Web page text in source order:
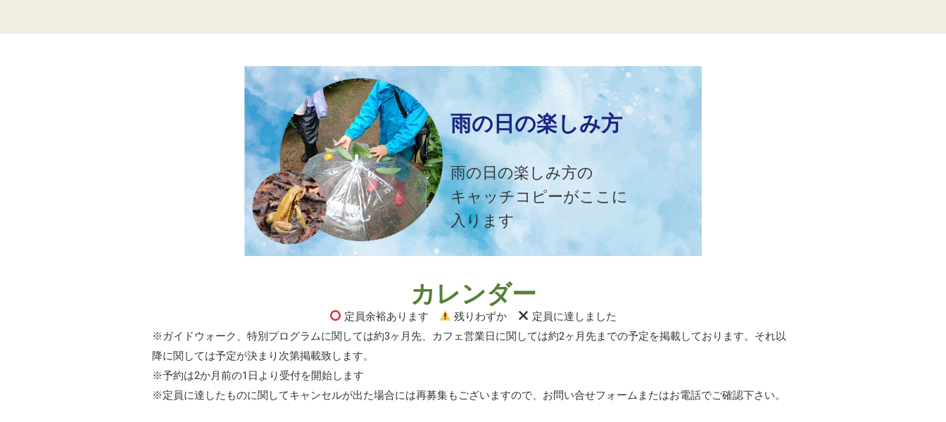
雨の日の楽しみ方
雨の日の楽しみ方の
キャッチコピーがここに
入ります
カレンダー
定員余裕あります 残りわずか
定員に達しました
※ガイドウォーク、特別プログラムに関しては約3ヶ月先、カフェ営業日に関しては約2ヶ月先までの予定を掲載しております。それ以
降に関しては予定が決まり次第掲載致します。
※予約は2か月前の1日より受付を開始します
※定員に達したものに関してキャンセルが出た場合には再募集もございますので、お問い合せフォームまたはお電話でご確認下さい。